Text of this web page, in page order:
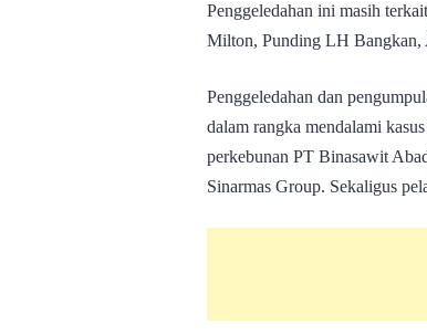
Penggeledahan ini masih
Milton, Punding LH Bangkan,
Penggeledahan dan
dalam rangka mendalami
perkebunan PT Binasawit
Sinarmas Group. Sekaligus